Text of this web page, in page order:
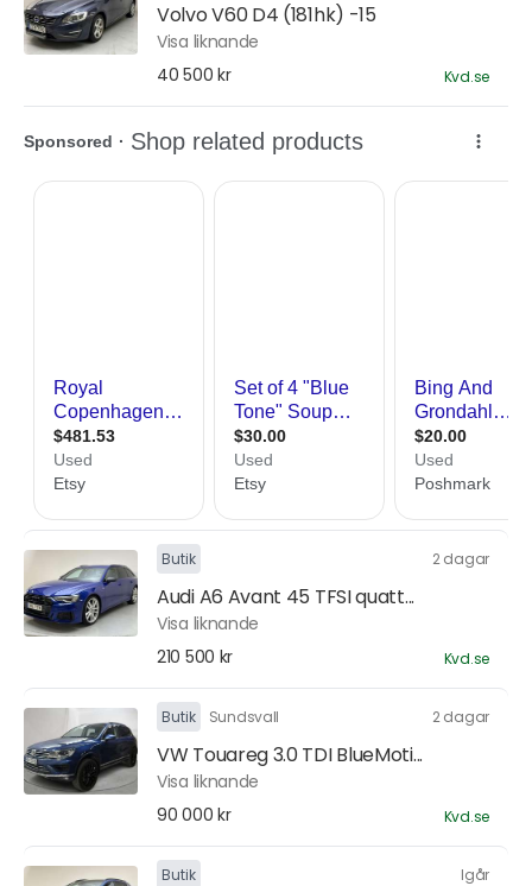
Volvo V60 D4 (181hk) -15
Visa liknande
40 500 kr
Kvd.se
Butik 2 dagar
Audi A6 Avant 45 TFSI quatt...
Visa liknande
210 500 kr
Kvd.se
Butik Sundsvall 2 dagar
VW Touareg 3.0 TDI BlueMoti...
Visa liknande
90 000 kr
Kvd.se
Butik Igår